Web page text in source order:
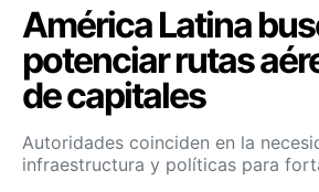
América Latina
potenciar rutas
de capitales
Autoridades coinciden en la
infraestructura y políticas para